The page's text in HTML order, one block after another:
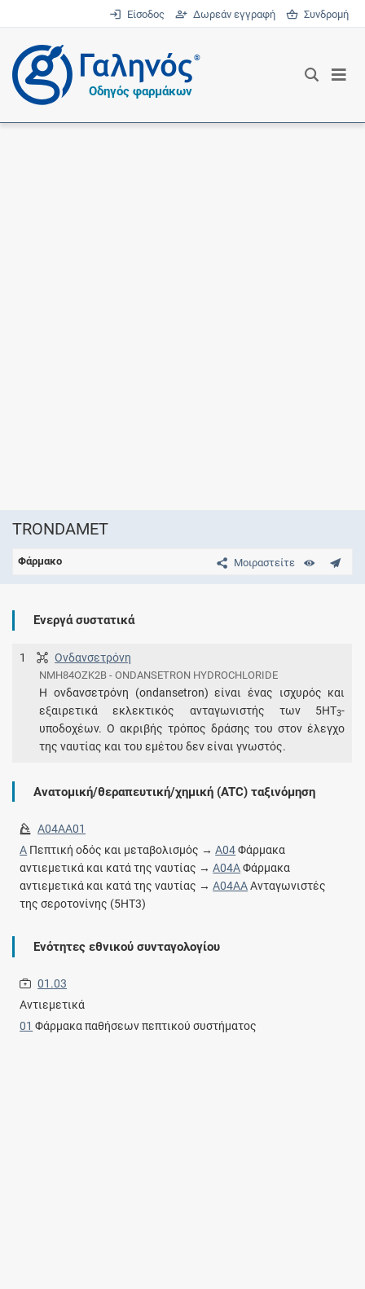
Είσοδος Δωρεάν εγγραφή Συνδρομή
®
Οδηγός φαρμάκων
TRONDAMET
Μοιραστείτε
Φάρμακο
Ενεργά συστατικά
1 Ονδανσετρόνη
NMH84OZK2B - ONDANSETRON HYDROCHLORIDE
Η ονδανσετρόνη (ondansetron) είναι ένας ισχυρός και
εξαιρετικά εκλεκτικός ανταγωνιστής των 5HT3-
υποδοχέων. Ο ακριβής τρόπος δράσης του στον έλεγχο
της ναυτίας και του εμέτου δεν είναι γνωστός.
Ανατομική/θεραπευτική/χημική (ATC) ταξινόμηση
A04AA01
A Πεπτική οδός και μεταβολισμός →A04Φάρμακα
αντιεμετικά και κατά της ναυτίας →A04AΦάρμακα
αντιεμετικά και κατά της ναυτίας →A04AAΑνταγωνιστές
της σεροτονίνης (5HT3)
Ενότητες εθνικού συνταγολογίου
01.03
Αντιεμετικά
01 Φάρμακα παθήσεων πεπτικού συστήματος